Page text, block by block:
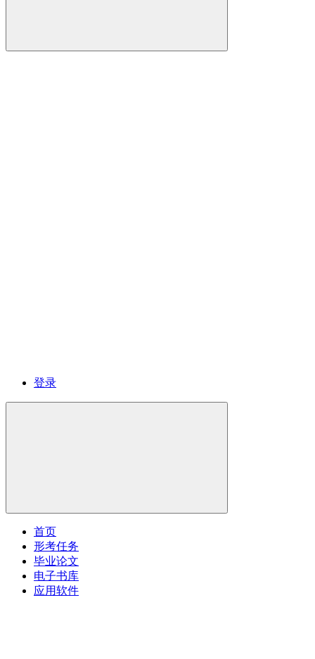
登录
首页
形考任务
毕业论文
电子书库
应用软件